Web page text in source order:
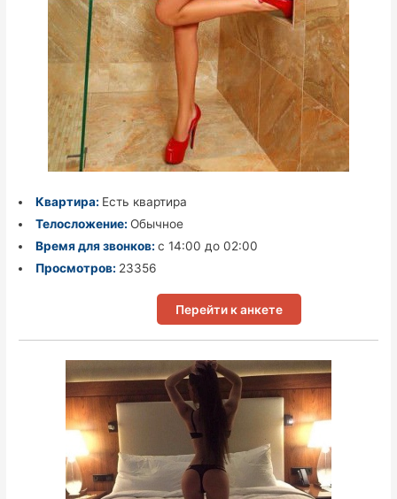
Квартира: Есть квартира
Телосложение: Обычное
Время для звонков: с 14:00 до 02:00
Просмотров: 23356
Перейти к анкете